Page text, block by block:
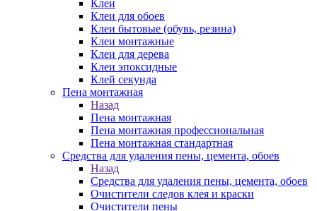
Клеи
Клеи для обоев
Клеи бытовые (обувь, резина)
Клеи монтажные
Клеи для дерева
Клеи эпоксидные
Клей секунда
Пена монтажная
Назад
Пена монтажная
Пена монтажная профессиональная
Пена монтажная стандартная
Средства для удаления пены, цемента, обоев
Назад
Средства для удаления пены, цемента, обоев
Очистители следов клея и краски
Очистители пены